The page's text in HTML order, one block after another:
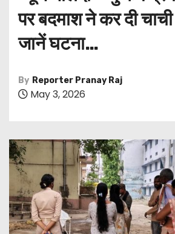
पर बदमाश ने कर दी
जानें घटना…
By Reporter Pranay Raj
May 3, 2026